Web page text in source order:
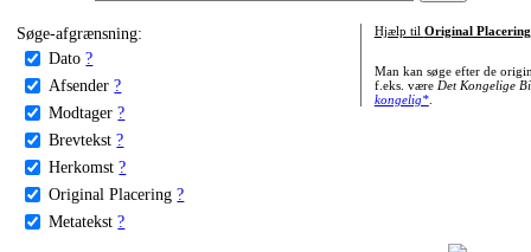
Søge-afgrænsning:
Dato ?
Afsender ?
Modtager ?
Brevtekst ?
Herkomst ?
Original Placering ?
Metatekst ?
Hjælp til Original Placering
Man kan søge efter de
f.eks. være Det Kongelige
kongelig*.